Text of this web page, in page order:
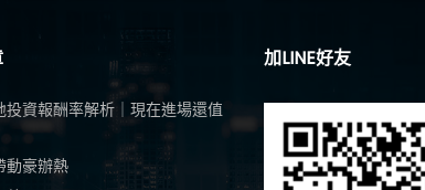
投資報酬率解析｜現在進場還值
動豪辦熱
加LINE好友